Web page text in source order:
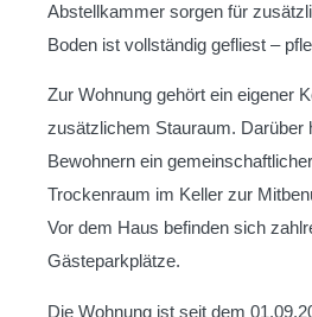
Abstellkammer sorgen für
Boden ist vollständig gefliest –
Zur Wohnung gehört ein eigener
zusätzlichem Stauraum. Darüber
Bewohnern ein
Trockenraum im Keller zur
Vor dem Haus befinden sich
Gästeparkplätze.
Die Wohnung ist seit dem